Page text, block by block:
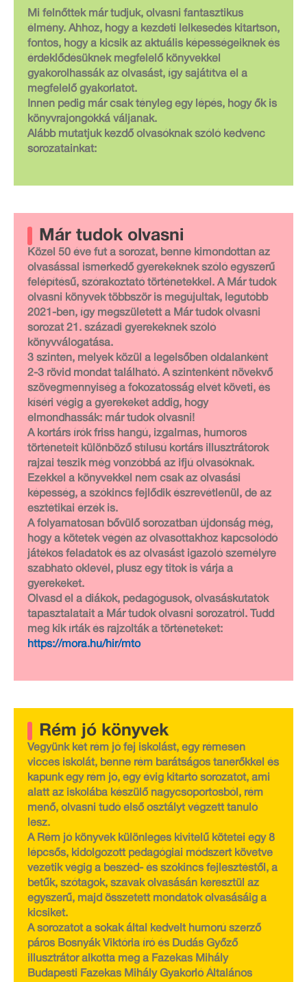
Mi felnőttek már tudjuk, olvasni fantasztikus
élmény. Ahhoz, hogy a kezdeti lelkesedés kitartson,
fontos, hogy a kicsik az aktuális képességeiknek és
érdeklődésüknek megfelelő könyvekkel
gyakorolhassák az olvasást, így sajátítva el a
megfelelő gyakorlatot.
Innen pedig már csak tényleg egy lépés, hogy ők is
könyvrajongókká váljanak.
Alább mutatjuk kezdő olvasóknak szóló kedvenc
sorozatainkat:
Már tudok olvasni
Közel 50 éve fut a sorozat, benne kimondottan az
olvasással ismerkedő gyerekeknek szóló egyszerű
felépítésű, szórakoztató történetekkel. A Már tudok
olvasni könyvek többször is megújultak, legutóbb
2021-ben, így megszületett a Már tudok olvasni
sorozat 21. századi gyerekeknek szóló
könyvválogatása.
3 szinten, melyek közül a legelsőben oldalanként
2-3 rövid mondat található. A szintenként növekvő
szövegmennyiség a fokozatosság elvét követi, és
kíséri végig a gyerekeket addig, hogy
elmondhassák: már tudok olvasni!
A kortárs írók friss hangú, izgalmas, humoros
történeteit különböző stílusú kortárs illusztrátorok
rajzai teszik még vonzóbbá az ifjú olvasóknak.
Ezekkel a könyvekkel nem csak az olvasási
képesség, a szókincs fejlődik észrevétlenül, de az
esztétikai érzék is.
A folyamatosan bővülő sorozatban újdonság még,
hogy a kötetek végén az olvasottakhoz kapcsolódó
játékos feladatok és az olvasást igazoló személyre
szabható oklevél, plusz egy titok is várja a
gyerekeket.
Olvasd el a diákok, pedagógusok, olvasáskutatók
tapasztalatait a Már tudok olvasni sorozatról. Tudd
meg kik írták és rajzolták a történeteket:
https://mora.hu/hir/mto
Rém jó könyvek
Vegyünk két rém jó fej iskolást, egy rémesen
vicces iskolát, benne rém barátságos tanerőkkel és
kapunk egy rém jó, egy évig kitartó sorozatot, ami
alatt az iskolába készülő nagycsoportosból, rém
menő, olvasni tudó első osztályt végzett tanuló
lesz.
A Rém jó könyvek különleges kivitelű kötetei egy 8
lépcsős, kidolgozott pedagógiai módszert követve
vezetik végig a beszéd- és szókincs fejlesztéstől, a
betűk, szótagok, szavak olvasásán keresztül az
egyszerű, majd összetett mondatok olvasásáig a
kicsiket.
A sorozatot a sokak által kedvelt humorú szerző
páros Bosnyák Viktória író és Dudás Győző
illusztrátor alkotta meg a Fazekas Mihály
Budapesti Fazekas Mihály Gyakorló Általános